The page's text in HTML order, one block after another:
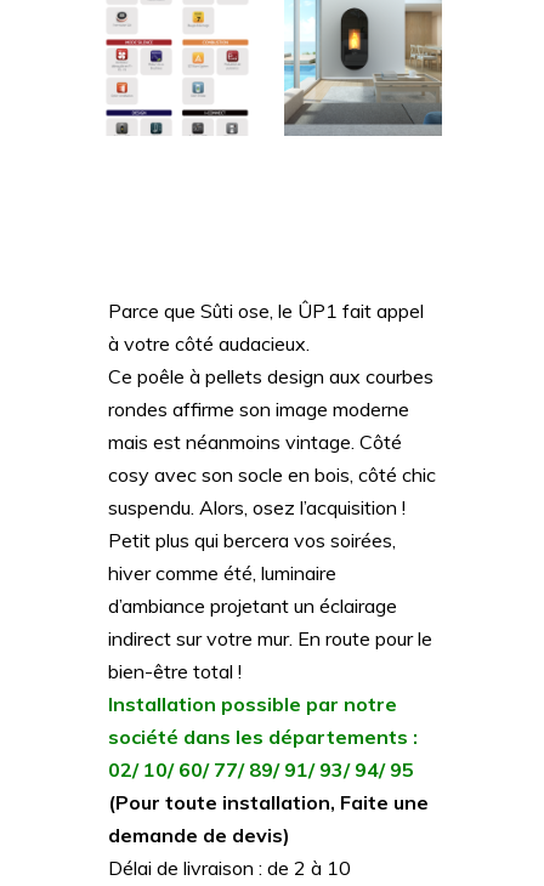
Parce que Sûti ose, le ÛP1 fait appel
à votre côté audacieux.
Ce poêle à pellets design aux courbes
rondes affirme son image moderne
mais est néanmoins vintage. Côté
cosy avec son socle en bois, côté chic
suspendu. Alors, osez l’acquisition !
Petit plus qui bercera vos soirées,
hiver comme été, luminaire
d’ambiance projetant un éclairage
indirect sur votre mur. En route pour le
bien-être total !
Installation possible par notre
société dans les départements :
02/ 10/ 60/ 77/ 89/ 91/ 93/ 94/ 95
(Pour toute installation, Faite une
demande de devis)
Délai de livraison : de 2 à 10